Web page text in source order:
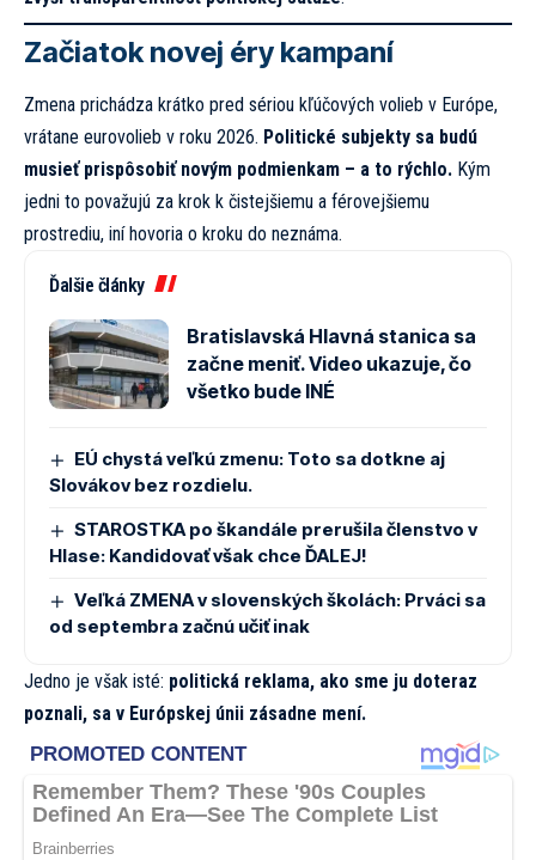
Začiatok novej éry kampaní
Zmena prichádza krátko pred sériou kľúčových volieb v Európe,
vrátane eurovolieb v roku 2026. Politické subjekty sa budú
musieť prispôsobiť novým podmienkam – a to rýchlo. Kým
jedni to považujú za krok k čistejšiemu a férovejšiemu
prostrediu, iní hovoria o kroku do neznáma.
Ďalšie články
Bratislavská Hlavná stanica sa
začne meniť. Video ukazuje, čo
všetko bude INÉ
EÚ chystá veľkú zmenu: Toto sa dotkne aj
Slovákov bez rozdielu.
STAROSTKA po škandále prerušila členstvo v
Hlase: Kandidovať však chce ĎALEJ!
Veľká ZMENA v slovenských školách: Prváci sa
od septembra začnú učiť inak
Jedno je však isté: politická reklama, ako sme ju doteraz
poznali, sa v Európskej únii zásadne mení.